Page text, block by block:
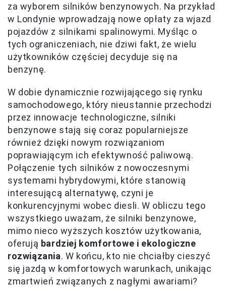
za wyborem silników benzynowych. Na przykład
w Londynie wprowadzają nowe opłaty za wjazd
pojazdów z silnikami spalinowymi. Myśląc o
tych ograniczeniach, nie dziwi fakt, że wielu
użytkowników częściej decyduje się na
benzynę.
W dobie dynamicznie rozwijającego się rynku
samochodowego, który nieustannie przechodzi
przez innowacje technologiczne, silniki
benzynowe stają się coraz popularniejsze
również dzięki nowym rozwiązaniom
poprawiającym ich efektywność paliwową.
Połączenie tych silników z nowoczesnymi
systemami hybrydowymi, które stanowią
interesującą alternatywę, czyni je
konkurencyjnymi wobec diesli. W obliczu tego
wszystkiego uważam, że silniki benzynowe,
mimo nieco wyższych kosztów użytkowania,
oferują bardziej komfortowe i ekologiczne
rozwiązania. W końcu, kto nie chciałby cieszyć
się jazdą w komfortowych warunkach, unikając
zmartwień związanych z nagłymi awariami?